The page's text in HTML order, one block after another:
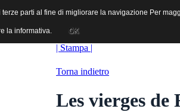
Cinematografiche Audiovisive e
| Stampa |
Torna indietro
Les vierges
parti al fine di migliorare la navigazione Per
la informativa. OK
parti al fine di migliorare la navigazione Per
la informativa. OK